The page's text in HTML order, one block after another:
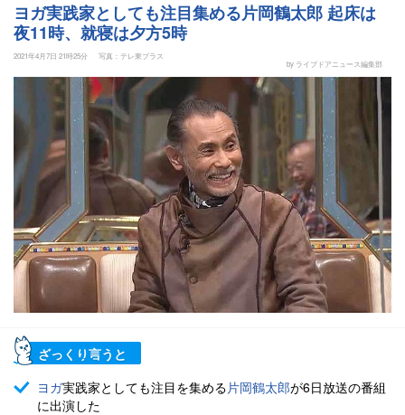
ヨガ実践家としても注目集める片岡鶴太郎 起床は
夜11時、就寝は夕方5時
2021年4月7日 21時25分
写真：テレ東プラス
by ライブドアニュース編集部
ざっくり言うと
ヨガ実践家としても注目を集める片岡鶴太郎が6日放送の番組
に出演した